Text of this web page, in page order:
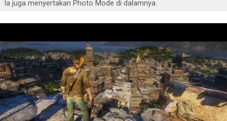
Ia juga menyertakan Photo Mode di dalamnya.